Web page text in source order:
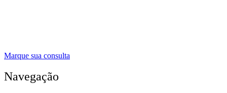
Marque sua consulta
Navegação